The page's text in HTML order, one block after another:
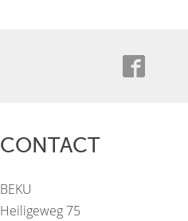
CONTACT
BEKU
Heiligeweg 75